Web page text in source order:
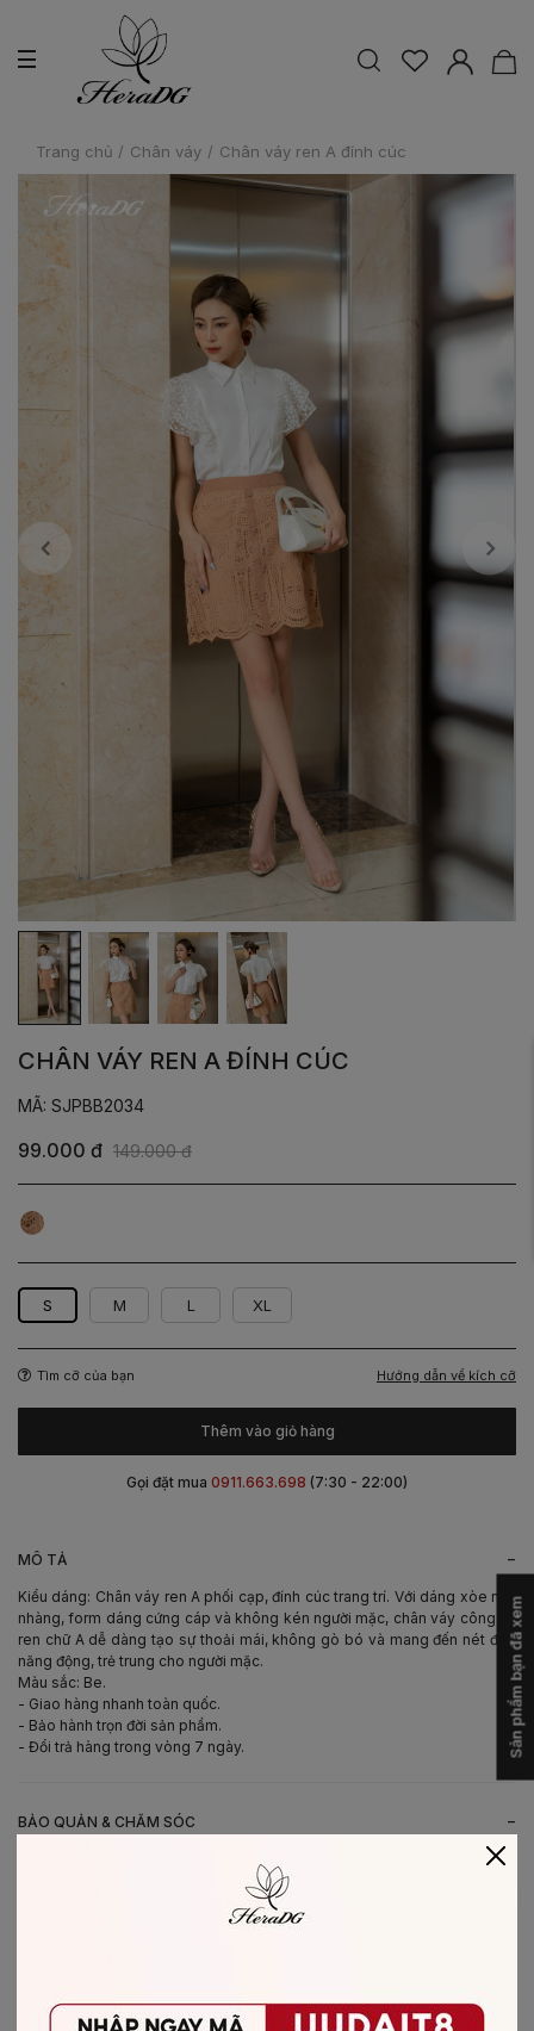
Trang chủ / Chân váy / Chân váy ren A đính cúc
MÔ TẢ -
Kiểu dáng: Chân váy ren A phối cạp, đính cúc trang trí. Với dáng xòe nhẹ
nhàng, form dáng cứng cáp và không kén người mặc, chân váy công sở
ren chữ A dễ dàng tạo sự thoải mái, không gò bó và mang đến nét đẹp
năng động, trẻ trung cho người mặc.
Màu sắc: Be.
- Giao hàng nhanh toàn quốc.
- Bảo hành trọn đời sản phẩm.
- Đổi trả hàng trong vòng 7 ngày.
BẢO QUẢN & CHĂM SÓC -
- Không giặt sản phẩm với thuốc tẩy có chứa Clo
- Không nên giặt chung các sản phẩm khác màu với nhau
- Nên phơi khô trong bóng râm
CHÂN VÁY REN A ĐÍNH CÚC
MÃ: SJPBB2034
99.000 đ 149.000 đ
Be
S M L XL
Tìm cỡ của bạn Hướng dẫn về kích cỡ
Thêm vào giỏ hàng
Gọi đặt mua 0911.663.698 (7:30 - 22:00)
Sản phẩm bạn đã xem